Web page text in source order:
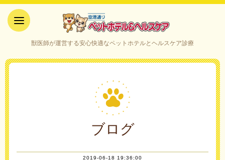
ケア｜山口県宇部市
獣医師が運営する安心快適なペットホテルとヘルスケア診療
ブログ
2019-06-18 19:36:00